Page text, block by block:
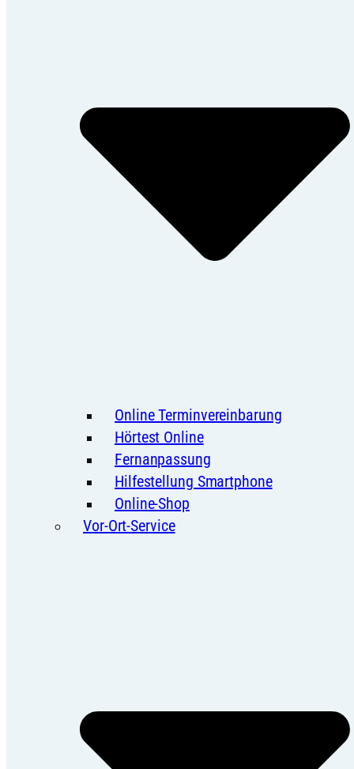
Online Terminvereinbarung
Hörtest Online
Fernanpassung
Hilfestellung Smartphone
Online-Shop
Vor-Ort-Service